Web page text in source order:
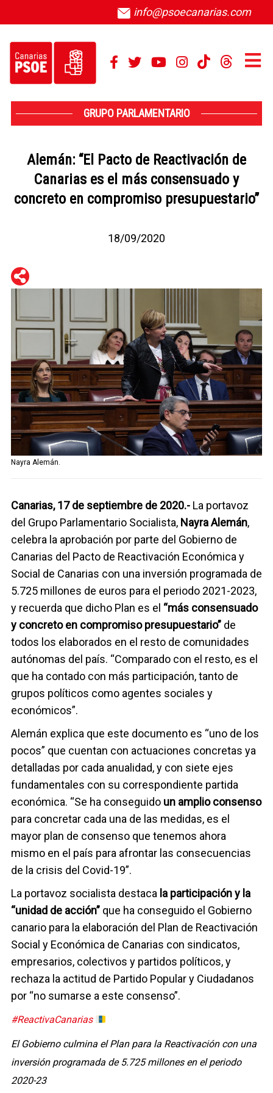
info@psoecanarias.com
GRUPO PARLAMENTARIO
Alemán: “El Pacto de Reactivación de
Canarias es el más consensuado y
concreto en compromiso presupuestario”
18/09/2020
Twitter
Nayra Alemán.
Canarias, 17 de septiembre de 2020.- La portavoz
del Grupo Parlamentario Socialista, Nayra Alemán,
celebra la aprobación por parte del Gobierno de
Canarias del Pacto de Reactivación Económica y
Social de Canarias con una inversión programada de
5.725 millones de euros para el periodo 2021-2023,
y recuerda que dicho Plan es el “más consensuado
y concreto en compromiso presupuestario” de
todos los elaborados en el resto de comunidades
autónomas del país. “Comparado con el resto, es el
que ha contado con más participación, tanto de
grupos políticos como agentes sociales y
económicos”.
Alemán explica que este documento es “uno de los
pocos” que cuentan con actuaciones concretas ya
detalladas por cada anualidad, y con siete ejes
fundamentales con su correspondiente partida
económica. “Se ha conseguido un amplio consenso
para concretar cada una de las medidas, es el
mayor plan de consenso que tenemos ahora
mismo en el país para afrontar las consecuencias
de la crisis del Covid-19”.
La portavoz socialista destaca la participación y la
“unidad de acción” que ha conseguido el Gobierno
canario para la elaboración del Plan de Reactivación
Social y Económica de Canarias con sindicatos,
empresarios, colectivos y partidos políticos, y
rechaza la actitud de Partido Popular y Ciudadanos
por “no sumarse a este consenso”.
#ReactivaCanarias
El Gobierno culmina el Plan para la Reactivación con una
inversión programada de 5.725 millones en el periodo
2020-23